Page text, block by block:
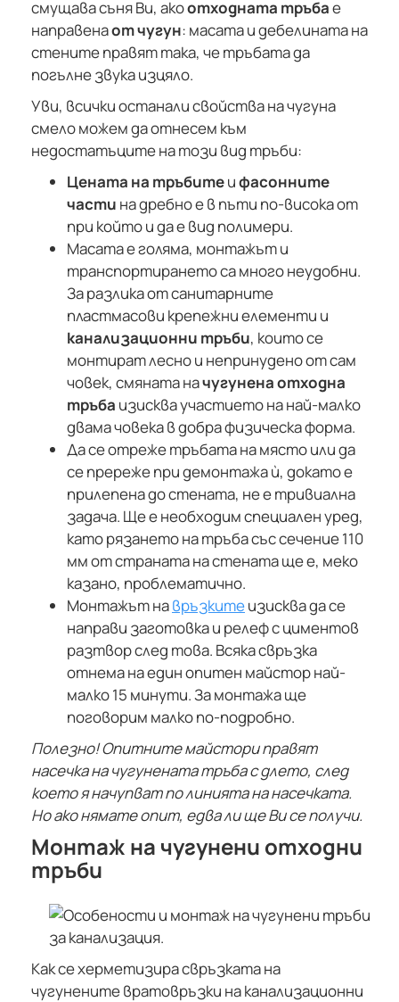
смущава съня Ви, акоотходната тръбае
направенаот чугун: масата и дебелината на
стените правят така, че тръбата да
погълне звука изцяло.
Уви, всички останали свойства на чугуна
смело можем да отнесем към
недостатъците на този вид тръби:
Цената на тръбитеифасонните
части на дребно е в пъти по-висока от
при който и да е вид полимери.
Масата е голяма, монтажът и
транспортирането са много неудобни.
За разлика от санитарните
пластмасови крепежни елементи и
канализационни тръби, които се
монтират лесно и непринудено от сам
човек, смяната начугунена отходна
тръба изисква участието на най-малко
двама човека в добра физическа форма.
Да се отреже тръбата на място или да
се пререже при демонтажа ѝ, докато е
прилепена до стената, не е тривиална
задача. Ще е необходим специален уред,
като рязането на тръба със сечение 110
мм от страната на стената ще е, меко
казано, проблематично.
Монтажът навръзкитеизисква да се
направи заготовка и релеф с циментов
разтвор след това. Всяка свръзка
отнема на един опитен майстор най-
малко 15 минути. За монтажа ще
поговорим малко по-подробно.
Полезно! Опитните майстори правят
насечка на чугунената тръба с длето, след
което я начупват по линията на насечката.
Но ако нямате опит, едва ли ще Ви се получи.
Монтаж на чугунени отходни
тръби
Как се херметизира свръзката на
чугунените вратовръзки на канализационни